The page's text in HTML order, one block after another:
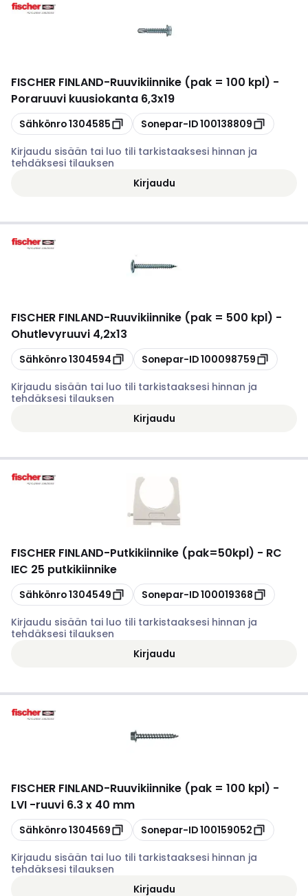
FISCHER FINLAND-Ruuvikiinnike (pak = 100 kpl) -
Poraruuvi kuusiokanta 6,3x19
Kopioi
Sähkönro1304585 Kopioi
Sonepar-ID100138809
Kirjaudu sisään tai luo tili tarkistaaksesi hinnan ja
tehdäksesi tilauksen
Kirjaudu
FISCHER FINLAND-Ruuvikiinnike (pak = 500 kpl) -
Ohutlevyruuvi 4,2x13
Kopioi
Sähkönro1304594 Kopioi
Sonepar-ID100098759
Kirjaudu sisään tai luo tili tarkistaaksesi hinnan ja
tehdäksesi tilauksen
Kirjaudu
FISCHER FINLAND-Putkikiinnike (pak=50kpl) - RC
IEC 25 putkikiinnike
Kopioi
Sähkönro1304549 Kopioi
Sonepar-ID100019368
Kirjaudu sisään tai luo tili tarkistaaksesi hinnan ja
tehdäksesi tilauksen
Kirjaudu
FISCHER FINLAND-Ruuvikiinnike (pak = 100 kpl) -
LVI -ruuvi 6.3 x 40 mm
Kopioi
Sähkönro1304569 Kopioi
Sonepar-ID100159052
Kirjaudu sisään tai luo tili tarkistaaksesi hinnan ja
tehdäksesi tilauksen
Kirjaudu